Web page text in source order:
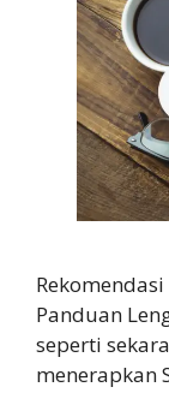
Panduan
seperti
menerapkan